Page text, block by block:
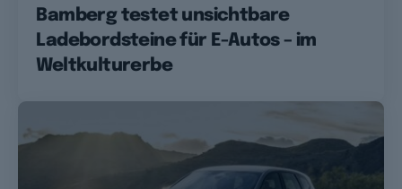
Bamberg testet unsichtbare
Ladebordsteine für E-Autos – im
Weltkulturerbe